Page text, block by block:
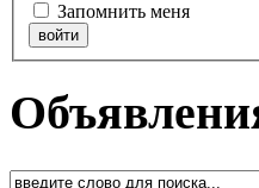
Запомнить меня